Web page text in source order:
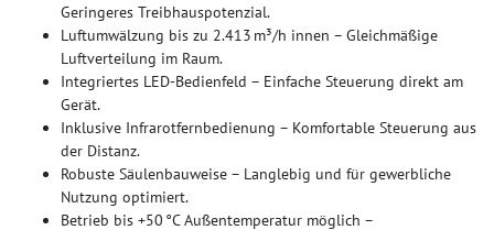
Geringeres Treibhauspotenzial.
Luftumwälzung bis zu 2.413 m³/h innen – Gleichmäßige
Luftverteilung im Raum.
Integriertes LED-Bedienfeld – Einfache Steuerung direkt am
Gerät.
Inklusive Infrarotfernbedienung – Komfortable Steuerung aus
der Distanz.
Robuste Säulenbauweise – Langlebig und für gewerbliche
Nutzung optimiert.
Betrieb bis +50 °C Außentemperatur möglich –